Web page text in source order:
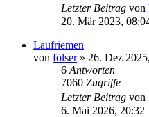
Letzter Beitrag von
20. Mär 2023,
Laufriemen
von fölser» 26. Dez
6 Antworten
7060 Zugriffe
Letzter Beitrag von
6. Mai 2026, 20:32